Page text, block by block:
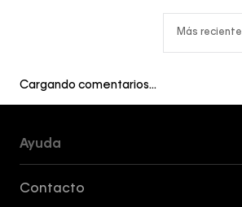
Más reciente
Cargando comentarios…
Ayuda
Contacto